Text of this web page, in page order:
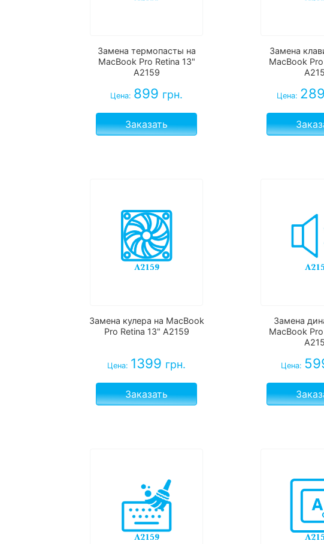
Замена термопасты на
MacBook Pro Retina 13"
A2159
Цена: 899 грн.
Заказать
Замена
MacBook
Цена:
Замена кулера на MacBook
Pro Retina 13" A2159
Цена: 1399 грн.
Заказать
Замена
MacBook
Цена: